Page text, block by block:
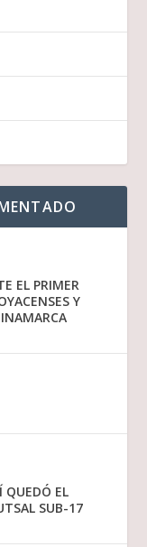
EL PRIMER
Y
QUEDÓ EL
SUB-17